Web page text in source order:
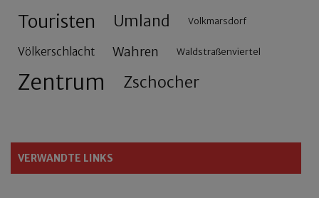
Touristen Umland Volkmarsdorf
Völkerschlacht Wahren Waldstraßenviertel
Zentrum Zschocher
VERWANDTE LINKS